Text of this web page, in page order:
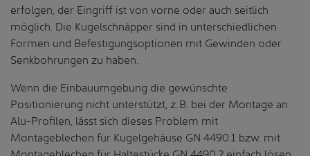
erfolgen, der Eingriff ist von vorne oder auch seitlich
möglich. Die Kugelschnäpper sind in unterschiedlichen
Formen und Befestigungsoptionen mit Gewinden oder
Senkbohrungen zu haben.
Wenn die Einbauumgebung die gewünschte
Positionierung nicht unterstützt, z. B. bei der Montage an
Alu-Profilen, lässt sich dieses Problem mit
Montageblechen für Kugelgehäuse GN 4490.1 bzw. mit
Montageblechen für Haltestücke GN 4490.2 einfach lösen.